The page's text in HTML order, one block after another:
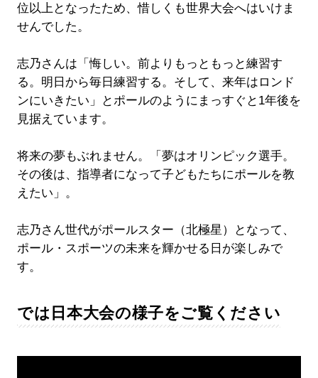
位以上となったため、惜しくも世界大会へはいけま
せんでした。
志乃さんは「悔しい。前よりもっともっと練習す
る。明日から毎日練習する。そして、来年はロンド
ンにいきたい」とポールのようにまっすぐと1年後を
見据えています。
将来の夢もぶれません。「夢はオリンピック選手。
その後は、指導者になって子どもたちにポールを教
えたい」。
志乃さん世代がポールスター（北極星）となって、
ポール・スポーツの未来を輝かせる日が楽しみで
す。
では日本大会の様子をご覧ください